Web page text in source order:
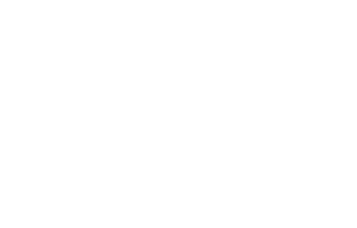
(КИА «ВЕСТИ»)